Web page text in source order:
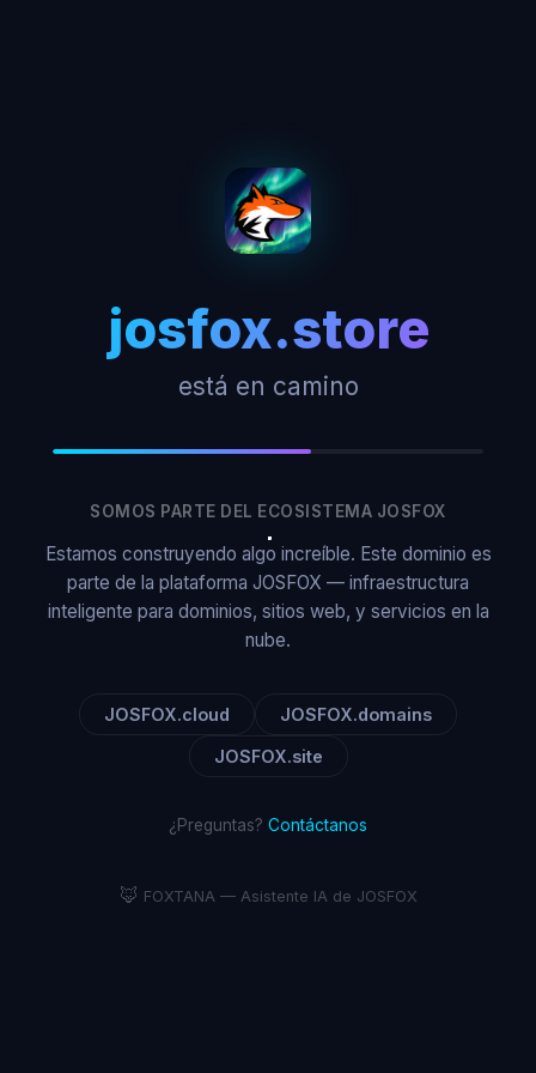
josfox.store
está en camino
SOMOS PARTE DEL ECOSISTEMA JOSFOX
Estamos construyendo algo increíble. Este dominio es
parte de la plataforma JOSFOX — infraestructura
inteligente para dominios, sitios web, y servicios en la
nube.
JOSFOX.cloud JOSFOX.domains
JOSFOX.site
¿Preguntas? Contáctanos
🦊 FOXTANA — Asistente IA de JOSFOX